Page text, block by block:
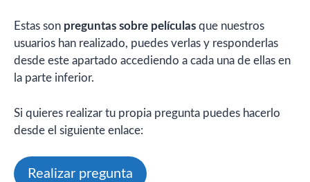
Estas son preguntas sobre películas que nuestros
usuarios han realizado, puedes verlas y responderlas
desde este apartado accediendo a cada una de ellas en
la parte inferior.
Si quieres realizar tu propia pregunta puedes hacerlo
desde el siguiente enlace:
Realizar pregunta